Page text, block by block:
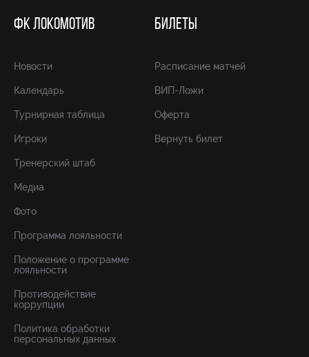
ФК ЛОКОМОТИВ
Новости
Календарь
Турнирная таблица
Игроки
Тренерский штаб
Медиа
Фото
Программа лояльности
Положение о программе
лояльности
Противодействие
коррупции
Политика обработки
персональных данных
БИЛЕТЫ
Расписание матчей
ВИП-Ложи
Оферта
Вернуть билет